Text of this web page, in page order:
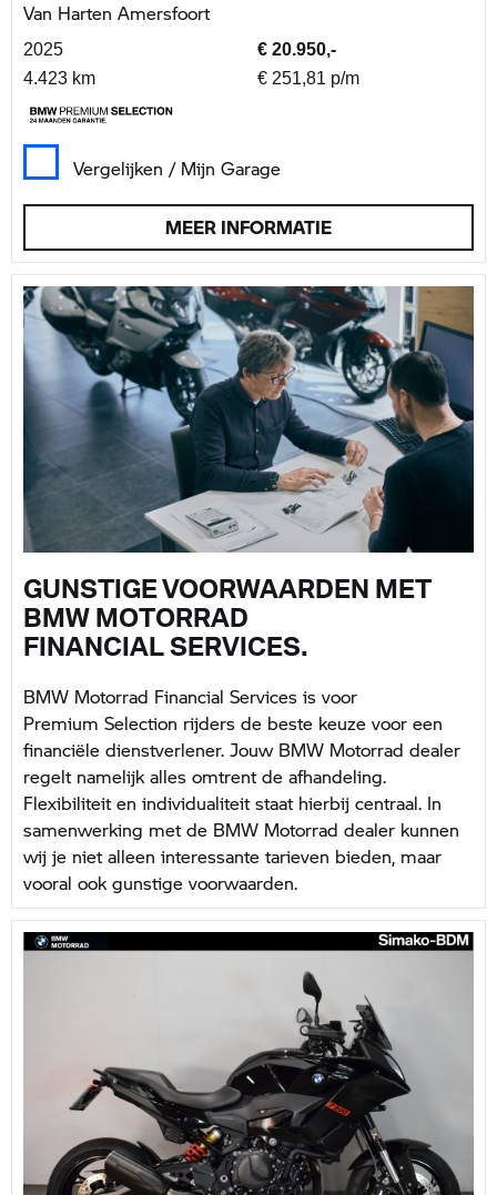
Van Harten Amersfoort
2025
€ 20.950,-
4.423 km
€ 251,81 p/m
Vergelijken / Mijn Garage
MEER INFORMATIE
GUNSTIGE VOORWAARDEN MET
BMW MOTORRAD
FINANCIAL SERVICES.
BMW Motorrad Financial Services is voor
Premium Selection rijders de beste keuze voor een
financiële dienstverlener. Jouw BMW Motorrad dealer
regelt namelijk alles omtrent de afhandeling.
Flexibiliteit en individualiteit staat hierbij centraal. In
samenwerking met de BMW Motorrad dealer kunnen
wij je niet alleen interessante tarieven bieden, maar
vooral ook gunstige voorwaarden.